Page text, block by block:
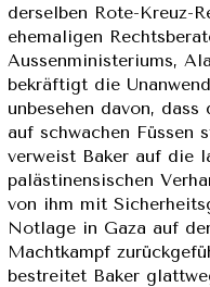
derselben Rote-Kreuz-
ehemaligen
Aussenministeriums,
bekräftigt die
unbesehen davon,
auf schwachen Füssen
verweist Baker auf die
palästinensischen
von ihm mit
Notlage in Gaza auf
Machtkampf
bestreitet Baker